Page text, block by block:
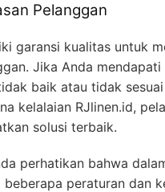
Pelanggan
garansi kualitas untuk
Jika Anda
baik atau tidak
kelalaian RJlinen.id,
solusi terbaik.
perhatikan bahwa
peraturan dan